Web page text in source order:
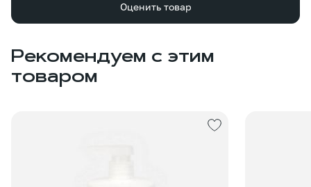
Оценить товар
Рекомендуем с этим
товаром